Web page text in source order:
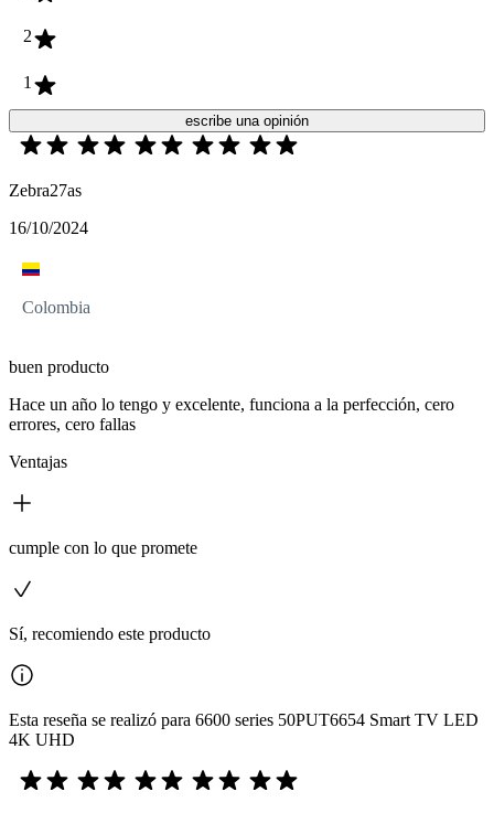
2
1
escribe una opinión
Zebra27as
16/10/2024
Colombia
buen producto
Hace un año lo tengo y excelente, funciona a la perfección, cero
errores, cero fallas
Ventajas
cumple con lo que promete
Sí, recomiendo este producto
Esta reseña se realizó para 6600 series 50PUT6654 Smart TV LED
4K UHD